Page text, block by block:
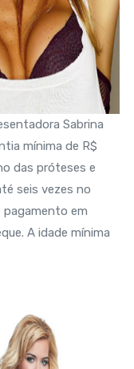
Sabrina
mínima de R$
das próteses e
seis vezes no
pagamento em
A idade mínima